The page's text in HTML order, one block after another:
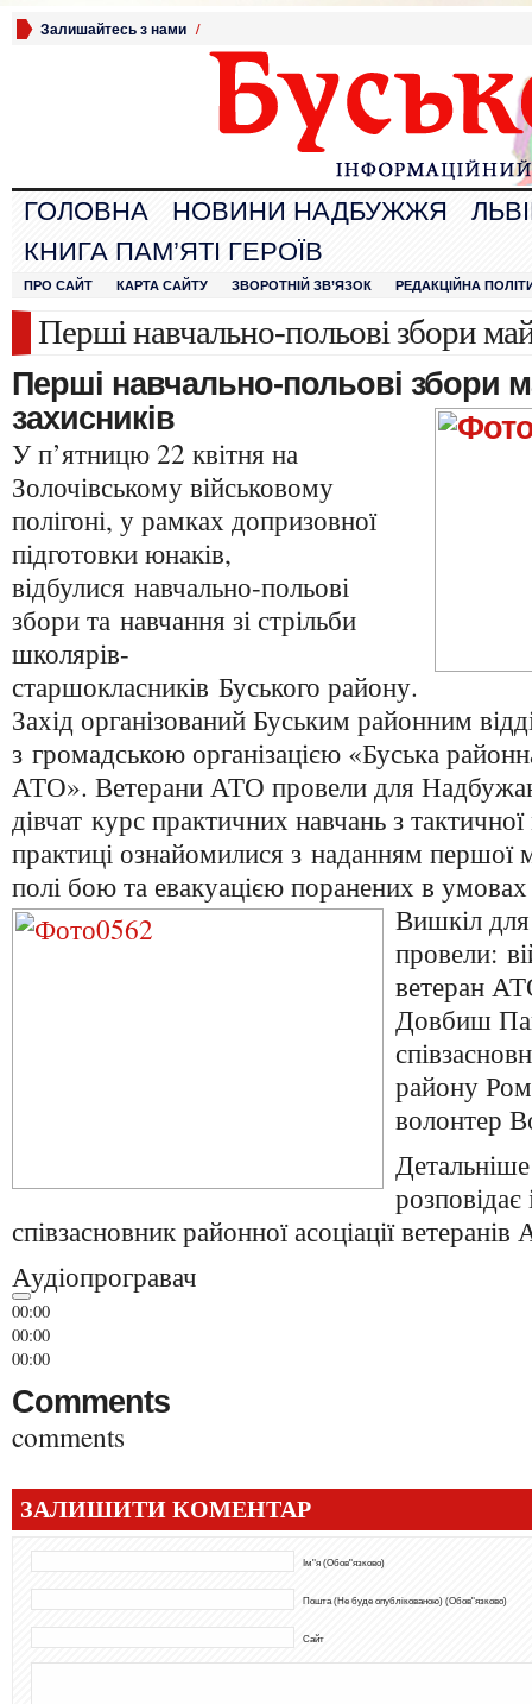
Залишайтесь з нами /
ГОЛОВНА НОВИНИ НАДБУЖЖЯ
КНИГА ПАМ’ЯТІ ГЕРОЇВ
ПРО САЙТ КАРТА САЙТУ ЗВОРОТНІЙ ЗВ’ЯЗОК РЕДАКЦІЙНА
Перші навчально-польові збори
Перші навчально-польові збори
захисників
У п’ятницю 22 квітня на
Золочівському військовому
полігоні, у рамках допризовної
підготовки юнаків,
відбулися навчально-польові
збори та навчання зі стрільби
школярів-
старшокласників Буського району.
Захід організований Буським районним
з громадською організацією «Буська
АТО». Ветерани АТО провели для
дівчат курс практичних навчань з
практиці ознайомилися з наданням першої
полі бою та евакуацією поранених в
Вишкіл
провели:
ветеран
Довбиш
району
волонтер
співзасновник районної асоціації
Аудіопрогравач
00:00
00:00
00:00
Comments
comments
ЗАЛИШИТИ КОМЕНТАР
Ім"я (Обов"язково)
Пошта (Не буде опублікованою) (Обов"язково)
Сайт